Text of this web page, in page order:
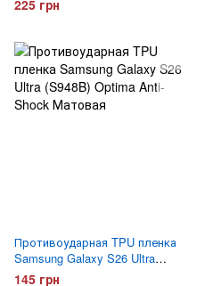
Черный
225 грн
Противоударная TPU пленка
Samsung Galaxy S26 Ultra
(S948B) Optima Anti-Shock
145 грн